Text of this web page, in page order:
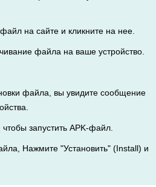
на сайте и кликните на нее.
файла на ваше устройство.
файла, вы увидите сообщение
запустить APK-файл.
Нажмите "Установить" (Install) и